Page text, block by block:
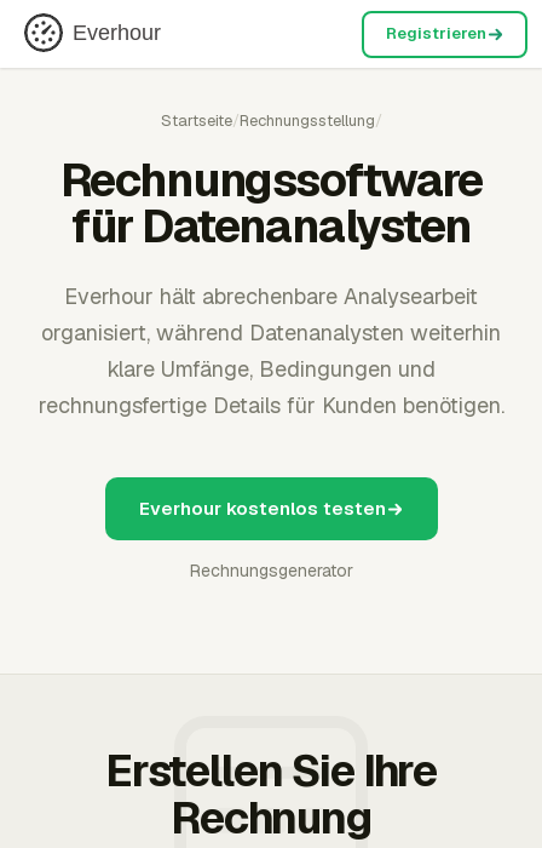
Everhour Registrieren
Startseite/Rechnungsstellung/
Rechnungssoftware
für Datenanalysten
Everhour hält abrechenbare Analysearbeit
organisiert, während Datenanalysten weiterhin
klare Umfänge, Bedingungen und
rechnungsfertige Details für Kunden benötigen.
Everhour kostenlos testen
Rechnungsgenerator
Erstellen Sie Ihre
Rechnung